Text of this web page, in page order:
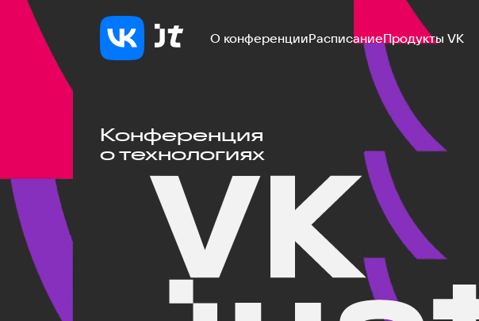
О конференцииРасписаниеПродукты VK
Конференция
о технологиях